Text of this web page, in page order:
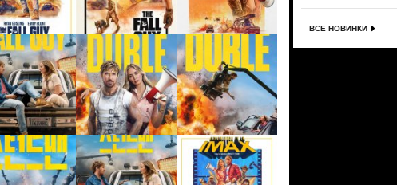
ВСЕ НОВИНКИ